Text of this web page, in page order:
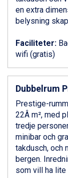
Livigno
Ponte di
Alleghe
Bad
Sauze
Arabba
Cervinia
Passo
Bad
Saalbach
Sölden
Sestriere
Ischgl från
Wagrain
en extra
belysning
Faciliteter:
wifi (gratis)
Dubbelrum
Prestige-
22Â m², med
tredje
minibar och
takdusch, och
bergen.
som vill ha